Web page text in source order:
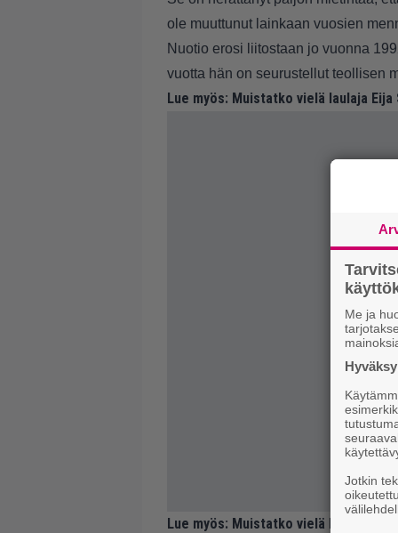
ole muuttunut lainkaan vuosien
Nuotio erosi liitostaan jo vuonna
vuotta hän on seurustellut teollisen
Lue myös: Muistatko vielä laulaja
Lue myös: Muistatko vielä laulaja
Me ja
Jotkin